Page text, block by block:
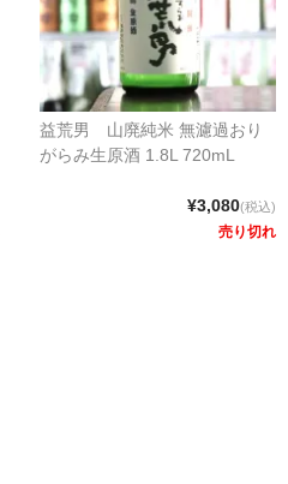
益荒男 山廃純米 無濾過おり
がらみ生原酒 1.8L 720mL
¥3,080(税込)
売り切れ